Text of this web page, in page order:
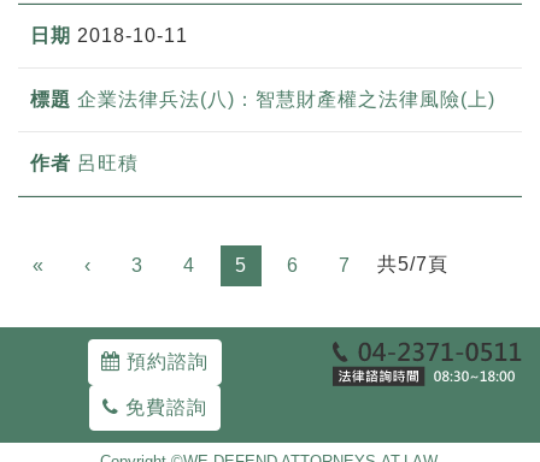
2018-10-11
企業法律兵法(八)：智慧財產權之法律風險(上)
呂旺積
« Previous
‹ 3 4 5 6 7 共5/7頁
預約諮詢
免費諮詢